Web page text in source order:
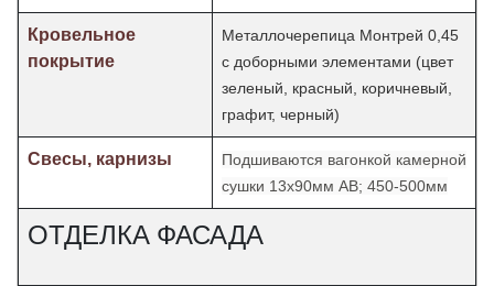
Кровельное
покрытие
Металлочерепица Монтрей 0,45
с доборными элементами (цвет
зеленый, красный, коричневый,
графит, черный)
Свесы, карнизы
Подшиваются вагонкой камерной
сушки 13х90мм АВ; 450-500мм
ОТДЕЛКА ФАСАДА